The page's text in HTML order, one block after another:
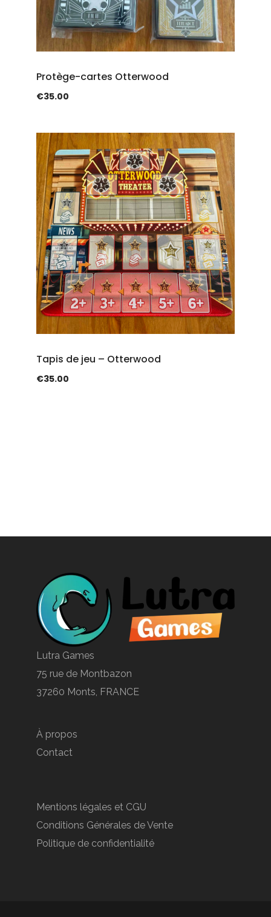
Protège-cartes Otterwood
€35.00
Tapis de jeu – Otterwood
€35.00
Lutra Games
75 rue de Montbazon
37260 Monts, FRANCE
À propos
Contact
Mentions légales et CGU
Conditions Générales de Vente
Politique de confidentialité